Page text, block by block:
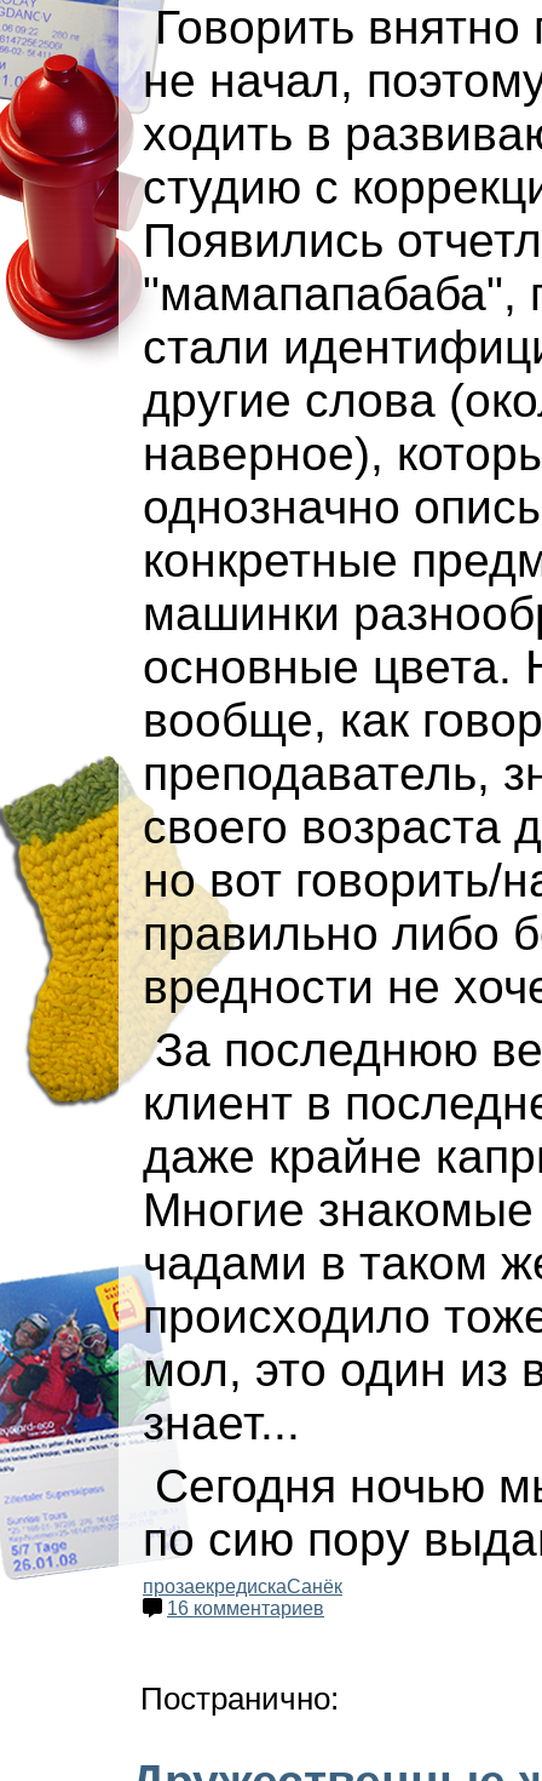
Говорить внятно
не начал,
ходить в
студию с
Появились
"мамапапабаба",
стали
другие слова
наверное),
однозначно
конкретные
машинки
основные цвета.
вообще, как
преподаватель,
своего возраста
но вот говорить/
правильно либо
вредности не
За последнюю
клиент в
даже крайне
Многие знакомые
чадами в таком
происходило
мол, это один из
знает...
Сегодня ночью
по сию пору
прозаекредискаСанёк
16 комментариев
Постранично: